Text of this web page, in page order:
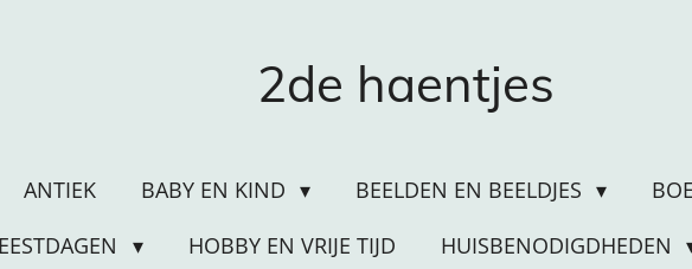
2de haentjes
ANTIEK BABY EN KIND BEELDEN EN BEELDJES
HOBBY EN VRIJE TIJD HUISBENODIGDHEDEN